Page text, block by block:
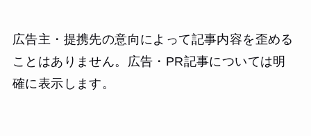
広告主・提携先の意向によって記事内容を歪める
ことはありません。広告・PR記事については明
確に表示します。